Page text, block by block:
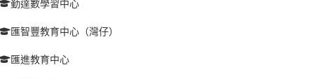
勤達數學習中心
匯智豐教育中心（灣仔）
匯進教育中心